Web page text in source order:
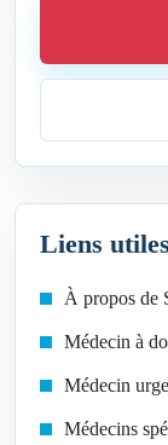
Liens
À propos de
Médecin à
Médecin
Médecins